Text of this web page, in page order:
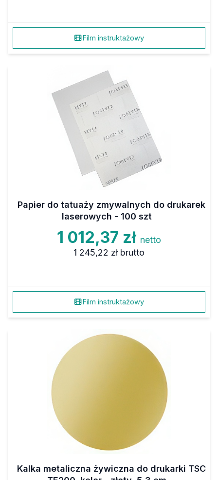
Film instruktażowy
Papier do tatuaży zmywalnych do drukarek
laserowych - 100 szt
1 012,37 zł netto
1 245,22 zł brutto
Film instruktażowy
Kalka metaliczna żywiczna do drukarki TSC